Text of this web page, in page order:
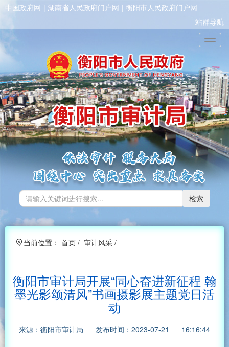
中国政府网 湖南省人民政府门户网
衡阳市人民政府门户网
站群导航
检索
当前位置： 首页 / 审计风采 /
衡阳市审计局开展“同心奋进新征程 翰
墨光影颂清风”书画摄影展主题党日活
动
来源：衡阳市审计局 发布时间：2023-07-21 16:16:44